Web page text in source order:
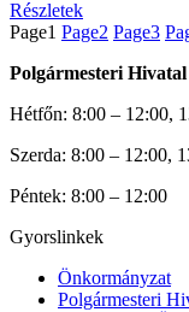
Részletek
Page1 Page2 Page3
Polgármesteri
Hétfőn: 8:00 – 12:00,
Szerda: 8:00 – 12:00,
Péntek: 8:00 – 12:00
Gyorslinkek
Önkormányzat
Polgármesteri